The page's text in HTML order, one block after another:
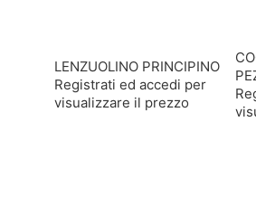
LENZUOLINO PRINCIPINO
Registrati ed accedi per
visualizzare il prezzo